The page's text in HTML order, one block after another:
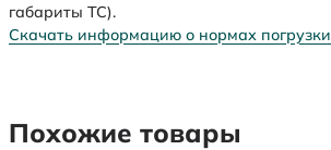
габариты ТС).
Скачать информацию о нормах погрузки
Похожие товары